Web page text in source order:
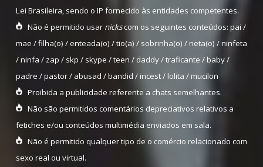
Lei Brasileira, sendo o IP fornecido às entidades competentes.
Não é permitido usar nickscom os seguintes conteúdos: pai /
mae / filha(o) / enteada(o) / tio(a) / sobrinha(o) / neta(o) / ninfeta
/ ninfa / zap / skp / skype / teen / daddy / traficante / baby /
padre / pastor / abusad / bandid / incest / lolita / mucilon
Proibida a publicidade referente a chats semelhantes.
Não são permitidos comentários depreciativos relativos a
fetiches e/ou conteúdos multimédia enviados em sala.
Não é permitido qualquer tipo de o comércio relacionado com
sexo real ou virtual.